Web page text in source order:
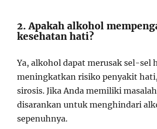
2. Apakah alkohol
kesehatan hati?
Ya, alkohol dapat merusak sel-sel
meningkatkan risiko penyakit
sirosis. Jika Anda memiliki
disarankan untuk menghindari
sepenuhnya.